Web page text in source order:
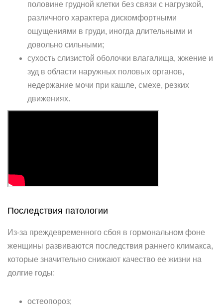
половине грудной клетки без связи с нагрузкой,
различного характера дискомфортными
ощущениями в груди, иногда длительными и
довольно сильными;
сухость слизистой оболочки влагалища, жжение и
зуд в области наружных половых органов,
недержание мочи при кашле, смехе, резких
движениях.
Последствия патологии
Из-за преждевременного сбоя в гормональном фоне
женщины развиваются последствия раннего климакса,
которые значительно снижают качество ее жизни на
долгие годы:
остеопороз;